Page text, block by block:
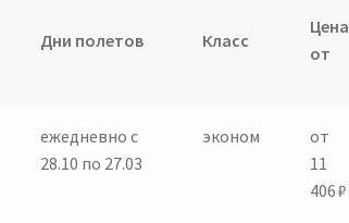
Дни полетов Класс
Цена
от
ежедневно с
28.10 по 27.03
эконом
от
11
406 ₽